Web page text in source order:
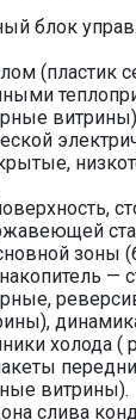
блок
(пластик
зоны
—
холода (
витрины).
слива